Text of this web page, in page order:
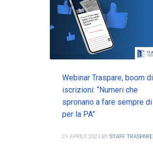
Webinar Traspare, boom di
iscrizioni: “Numeri che
spronano a fare sempre
per la PA”
21 APRILE 2023 BY STAFF TRASPARE